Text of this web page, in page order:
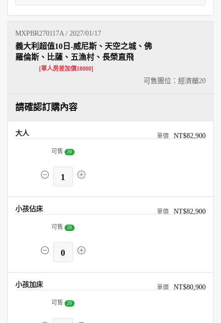
MXPBR270117A / 2027/01/17
可售團位：經濟艙20
義大利超值10日-威尼斯、天空之城、佛
羅倫斯、比薩、五漁村、長榮直飛
[單人房差加價18000]
請確認訂購內容
大人 NT$82,900
可售 20
1
小孩佔床 NT$82,900
可售 20
0
小孩加床 NT$80,900
可售 20